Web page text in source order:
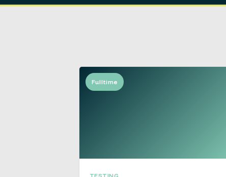
Fulltime